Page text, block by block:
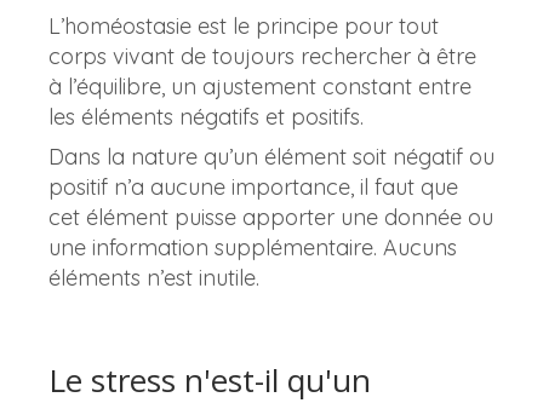
L’homéostasie est le principe pour tout
corps vivant de toujours rechercher à être
à l’équilibre, un ajustement constant entre
les éléments négatifs et positifs.
Dans la nature qu’un élément soit négatif ou
positif n’a aucune importance, il faut que
cet élément puisse apporter une donnée ou
une information supplémentaire. Aucuns
éléments n’est inutile.
Le stress n'est-il qu'un